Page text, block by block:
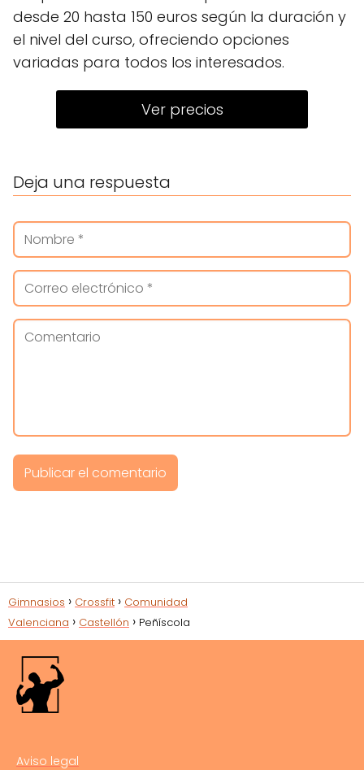
desde 20 hasta 150 euros según la duración y
el nivel del curso, ofreciendo opciones
variadas para todos los interesados.
Ver precios
Deja una respuesta
Gimnasios Crossfit
Comunidad
Valenciana
Castellón Peñíscola
Aviso legal